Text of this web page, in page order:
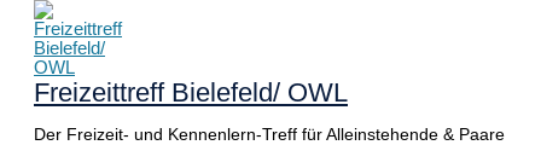
Zum
Inhalt
springen
Freizeittreff Bielefeld/ OWL
Der Freizeit- und Kennenlern-Treff für Alleinstehende & Paare